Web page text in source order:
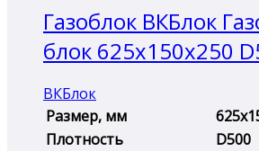
Газоблок ВКБлок
блок 625х150х250
ВКБлок
Размер, мм
Плотность
D500